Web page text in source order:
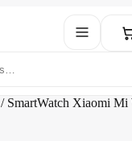
/ SmartWatch Xiaomi Mi